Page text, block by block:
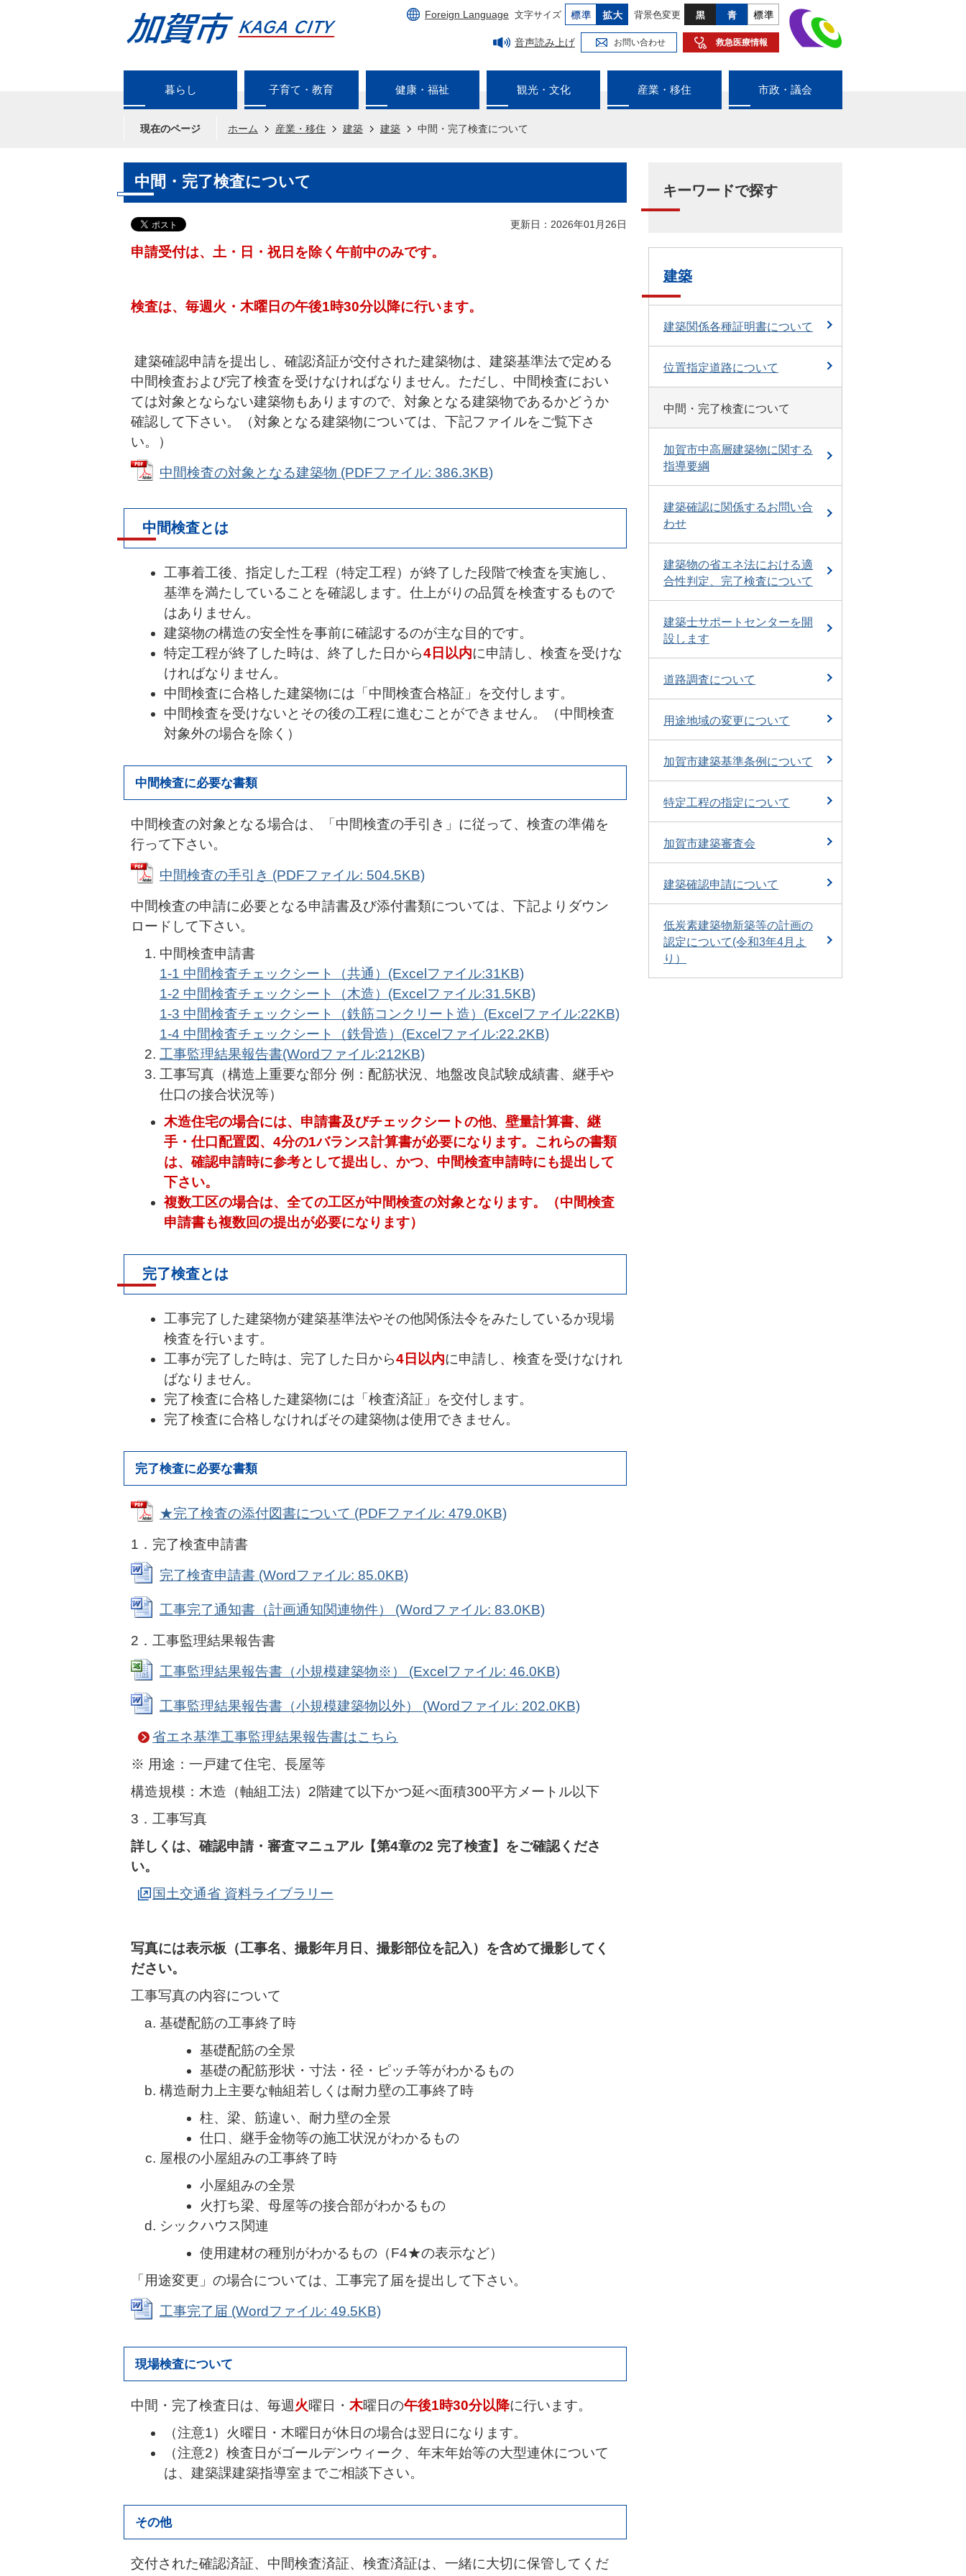
Foreign Language 文字サイズ 背景色変更
音声読み上げ お問い合わせ 救急医療情報
暮らし 子育て・教育 健康・福祉 観光・文化 産業・移住 市政・議会
現在のページ ホーム 産業・移住 建築 建築 中間・完了検査について
中間・完了検査について
更新日：2026年01月26日
申請受付は、土・日・祝日を除く午前中のみです。
検査は、毎週火・木曜日の午後1時30分以降に行います。
建築確認申請を提出し、確認済証が交付された建築物は、建築基準法で定める
中間検査および完了検査を受けなければなりません。ただし、中間検査におい
ては対象とならない建築物もありますので、対象となる建築物であるかどうか
確認して下さい。（対象となる建築物については、下記ファイルをご覧下さ
い。）
中間検査の対象となる建築物 (PDFファイル: 386.3KB)
中間検査とは
工事着工後、指定した工程（特定工程）が終了した段階で検査を実施し、
基準を満たしていることを確認します。仕上がりの品質を検査するもので
はありません。
建築物の構造の安全性を事前に確認するのが主な目的です。
特定工程が終了した時は、終了した日から4日以内に申請し、検査を受けな
ければなりません。
中間検査に合格した建築物には「中間検査合格証」を交付します。
中間検査を受けないとその後の工程に進むことができません。（中間検査
対象外の場合を除く）
中間検査に必要な書類
中間検査の対象となる場合は、「中間検査の手引き」に従って、検査の準備を
行って下さい。
中間検査の手引き (PDFファイル: 504.5KB)
中間検査の申請に必要となる申請書及び添付書類については、下記よりダウン
ロードして下さい。
中間検査申請書
1-1 中間検査チェックシート（共通）(Excelファイル:31KB)
1-2 中間検査チェックシート（木造）(Excelファイル:31.5KB)
1-3 中間検査チェックシート（鉄筋コンクリート造）(Excelファイル:22KB)
1-4 中間検査チェックシート（鉄骨造）(Excelファイル:22.2KB)
工事監理結果報告書(Wordファイル:212KB)
工事写真（構造上重要な部分 例：配筋状況、地盤改良試験成績書、継手や
仕口の接合状況等）
木造住宅の場合には、申請書及びチェックシートの他、壁量計算書、継
手・仕口配置図、4分の1バランス計算書が必要になります。これらの書類
は、確認申請時に参考として提出し、かつ、中間検査申請時にも提出して
下さい。
複数工区の場合は、全ての工区が中間検査の対象となります。（中間検査
申請書も複数回の提出が必要になります）
完了検査とは
工事完了した建築物が建築基準法やその他関係法令をみたしているか現場
検査を行います。
工事が完了した時は、完了した日から4日以内に申請し、検査を受けなけれ
ばなりません。
完了検査に合格した建築物には「検査済証」を交付します。
完了検査に合格しなければその建築物は使用できません。
完了検査に必要な書類
★完了検査の添付図書について (PDFファイル: 479.0KB)
1．完了検査申請書
完了検査申請書 (Wordファイル: 85.0KB)
工事完了通知書（計画通知関連物件） (Wordファイル: 83.0KB)
2．工事監理結果報告書
工事監理結果報告書（小規模建築物※） (Excelファイル: 46.0KB)
工事監理結果報告書（小規模建築物以外） (Wordファイル: 202.0KB)
省エネ基準工事監理結果報告書はこちら
※ 用途：一戸建て住宅、長屋等
構造規模：木造（軸組工法）2階建て以下かつ延べ面積300平方メートル以下
3．工事写真
詳しくは、確認申請・審査マニュアル【第4章の2 完了検査】をご確認くださ
い。
国土交通省 資料ライブラリー
写真には表示板（工事名、撮影年月日、撮影部位を記入）を含めて撮影してく
ださい。
工事写真の内容について
基礎配筋の工事終了時
基礎配筋の全景
基礎の配筋形状・寸法・径・ピッチ等がわかるもの
構造耐力上主要な軸組若しくは耐力壁の工事終了時
柱、梁、筋違い、耐力壁の全景
仕口、継手金物等の施工状況がわかるもの
屋根の小屋組みの工事終了時
小屋組みの全景
火打ち梁、母屋等の接合部がわかるもの
シックハウス関連
使用建材の種別がわかるもの（F4★の表示など）
「用途変更」の場合については、工事完了届を提出して下さい。
工事完了届 (Wordファイル: 49.5KB)
現場検査について
中間・完了検査日は、毎週 火曜日・ 木曜日の午後1時30分以降に行います。
（注意1）火曜日・木曜日が休日の場合は翌日になります。
（注意2）検査日がゴールデンウィーク、年末年始等の大型連休について
は、建築課建築指導室までご相談下さい。
その他
交付された確認済証、中間検査済証、検査済証は、一緒に大切に保管してくだ
キーワードで探す
建築
建築関係各種証明書について
位置指定道路について
中間・完了検査について
加賀市中高層建築物に関する
指導要綱
建築確認に関係するお問い合
わせ
建築物の省エネ法における適
合性判定、完了検査について
建築士サポートセンターを開
設します
道路調査について
用途地域の変更について
加賀市建築基準条例について
特定工程の指定について
加賀市建築審査会
建築確認申請について
低炭素建築物新築等の計画の
認定について(令和3年4月よ
り）